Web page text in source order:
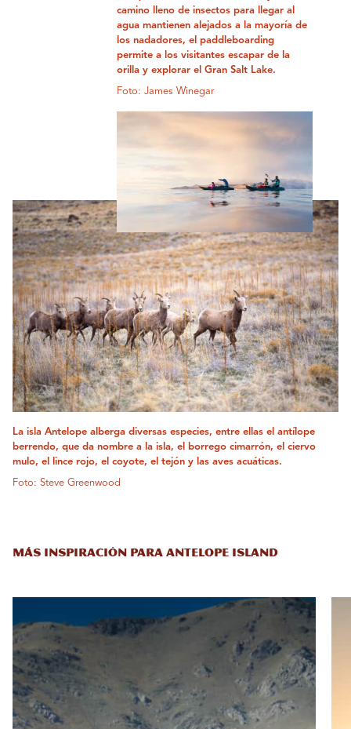
camino lleno de insectos para llegar al
agua mantienen alejados a la mayoría de
los nadadores, el paddleboarding
permite a los visitantes escapar de la
orilla y explorar el Gran Salt Lake.
Foto: James Winegar
La isla Antelope alberga diversas especies, entre ellas el antílope
berrendo, que da nombre a la isla, el borrego cimarrón, el ciervo
mulo, el lince rojo, el coyote, el tejón y las aves acuáticas.
Foto: Steve Greenwood
MÁS INSPIRACIÓN PARA ANTELOPE ISLAND